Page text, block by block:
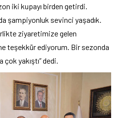
iki kupayı birden getirdi.
şampiyonluk sevinci yaşadık.
ziyaretimize gelen
teşekkür ediyorum. Bir sezonda
yakıştı” dedi.